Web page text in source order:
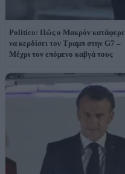
Politico: Πώς ο Μακρόν κατάφερε
να κερδίσει τον Τραμπ στην G7 –
Μέχρι τον επόμενο καβγά τους